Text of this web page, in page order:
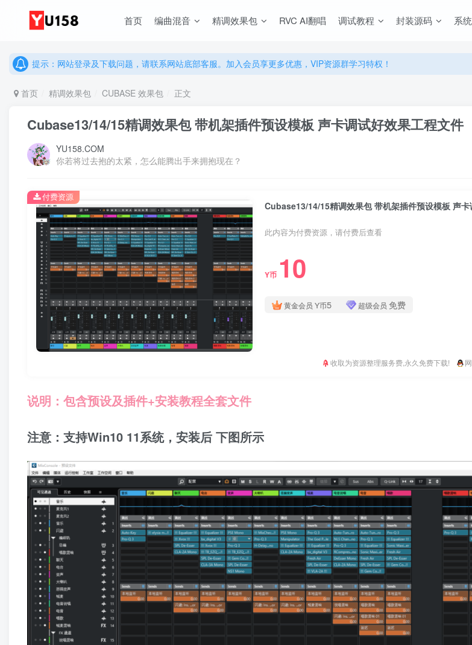
首页 编曲混音 精调效果包 RVC AI翻唱 调试教程 封装源码 系
提示：网站登录及下载问题，请联系网站底部客服。加入会员享更多优惠，VIP资源群学习特权！
提示：网站登录及下载问题，请联系网站底部客服。加入会员享更多优惠，VIP资源群学习特权！
首页 精调效果包 CUBASE 效果包 正文
Cubase13/14/15精调效果包 带机架插件预设模板 声卡调试好效果工程文件
YU158.COM
你若将过去抱的太紧，怎么能腾出手来拥抱现在？
Cubase13/14/15精调效果包 带机架插件预设模板 声
此内容为付费资源，请付费后查看
Y币 10
黄金会员 Y币5 超级会员 免费
收取为资源整理服务费,永久免费下载!
付费资源
说明：包含预设及插件+安装教程全套文件
注意：支持Win10 11系统，安装后 下图所示